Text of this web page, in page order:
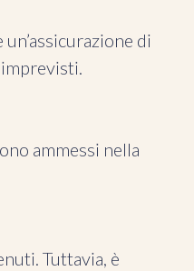
di
ammessi nella
Tuttavia, è